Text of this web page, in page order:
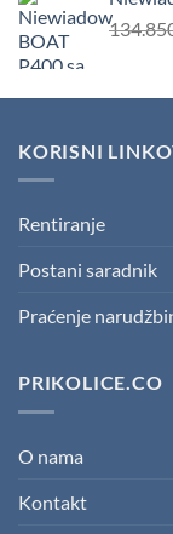
KORISNI
Rentiranje
Postani saradnik
Praćenje
PRIKOLICE.CO
O nama
Kontakt